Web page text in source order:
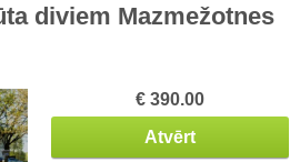
diviem Mazmežotnes
€ 390.00
Atvērt